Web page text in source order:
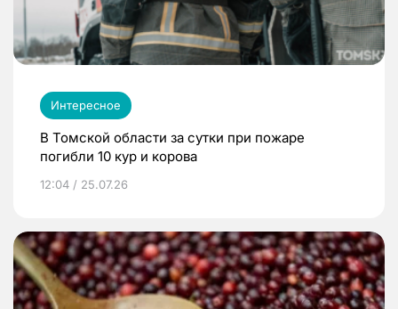
Интересное
В Томской области за сутки при пожаре
погибли 10 кур и корова
12:04 / 25.07.26